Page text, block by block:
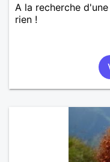
A la recherche
rien !